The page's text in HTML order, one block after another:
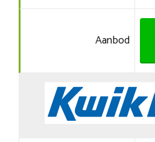
Aanbod